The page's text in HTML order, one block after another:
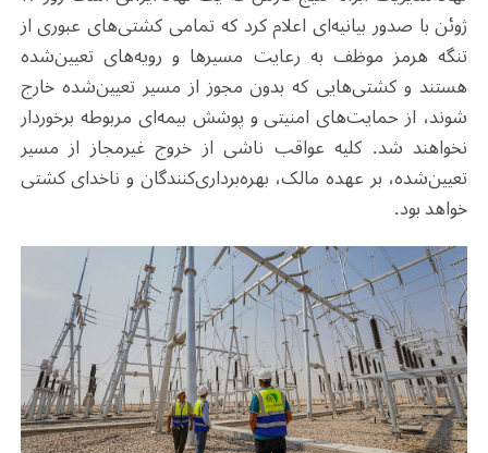
ژوئن با صدور بیانیه‌ای اعلام کرد که تمامی کشتی‌های عبوری از
تنگه هرمز موظف به رعایت مسیرها و رویه‌های تعیین‌شده
هستند و کشتی‌هایی که بدون مجوز از مسیر تعیین‌شده خارج
شوند، از حمایت‌های امنیتی و پوشش بیمه‌ای مربوطه برخوردار
نخواهند شد. کلیه عواقب ناشی از خروج غیرمجاز از مسیر
تعیین‌شده، بر عهده مالک، بهره‌برداری‌کنندگان و ناخدای کشتی
خواهد بود.